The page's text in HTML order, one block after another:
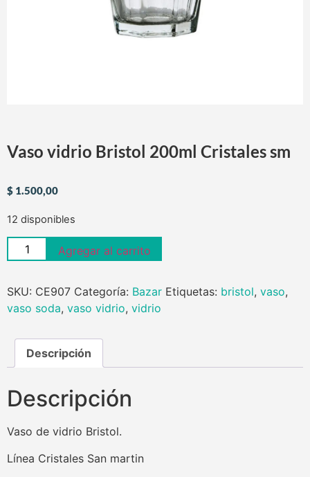
Vaso vidrio Bristol 200ml Cristales sm
$ 1.500,00
12 disponibles
Agregar al carrito
SKU: CE907 Categoría: Bazar Etiquetas: bristol, vaso,
vaso soda, vaso vidrio, vidrio
Descripción
Descripción
Vaso de vidrio Bristol.
Línea Cristales San martin